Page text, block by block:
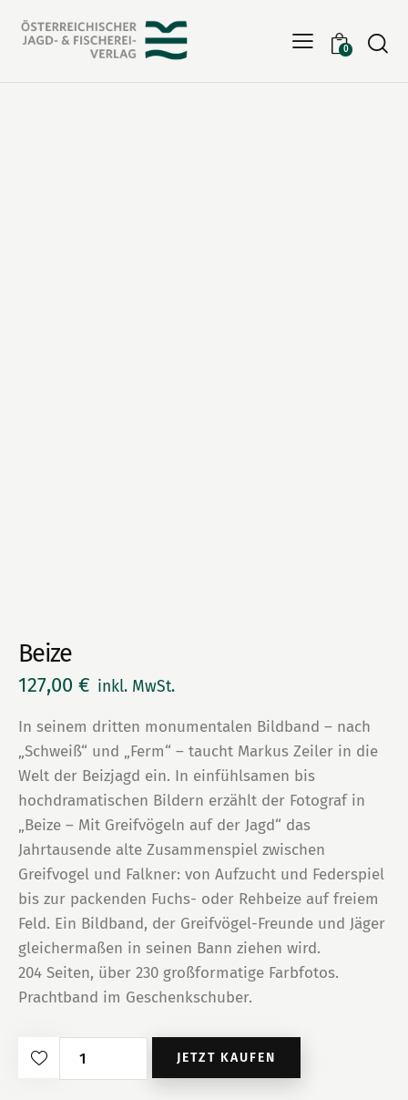
0
Beize
127,00 € inkl. MwSt.
In seinem dritten monumentalen Bildband – nach
„Schweiß“ und „Ferm“ – taucht Markus Zeiler in die
Welt der Beizjagd ein. In einfühlsamen bis
hochdramatischen Bildern erzählt der Fotograf in
„Beize – Mit Greifvögeln auf der Jagd“ das
Jahrtausende alte Zusammenspiel zwischen
Greifvogel und Falkner: von Aufzucht und Federspiel
bis zur packenden Fuchs- oder Rehbeize auf freiem
Feld. Ein Bildband, der Greifvögel-Freunde und Jäger
gleichermaßen in seinen Bann ziehen wird.
204 Seiten, über 230 großformatige Farbfotos.
Prachtband im Geschenkschuber.
Beize
Menge
JETZT KAUFEN